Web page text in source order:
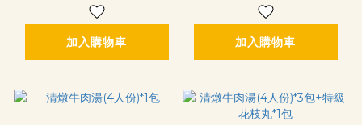
加入購物車 加入購物車